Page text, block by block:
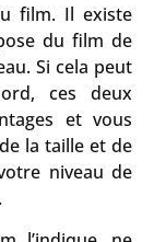
film. Il existe
du film de
Si cela peut
ces deux
et vous
la taille et de
niveau de